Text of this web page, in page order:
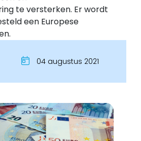
te versterken. Er wordt
een Europese
04 augustus 2021